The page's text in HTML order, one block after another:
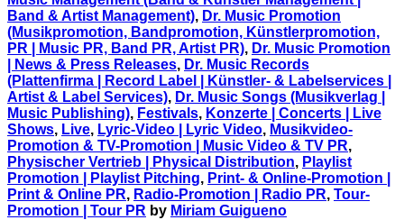
Band & Artist Management), Dr. Music Promotion
(Musikpromotion, Bandpromotion, Künstlerpromotion,
PR | Music PR, Band PR, Artist PR), Dr. Music Promotion
| News & Press Releases, Dr. Music Records
(Plattenfirma | Record Label | Künstler- & Labelservices |
Artist & Label Services), Dr. Music Songs (Musikverlag |
Music Publishing), Festivals, Konzerte | Concerts | Live
Shows, Live, Lyric-Video | Lyric Video, Musikvideo-
Promotion & TV-Promotion | Music Video & TV PR,
Physischer Vertrieb | Physical Distribution, Playlist
Promotion | Playlist Pitching, Print- & Online-Promotion |
Print & Online PR, Radio-Promotion | Radio PR, Tour-
Promotion | Tour PR by Miriam Guigueno